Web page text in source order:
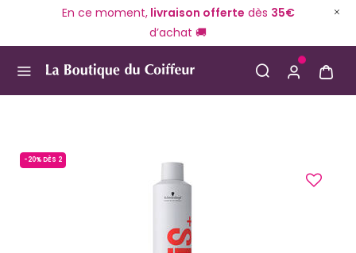
En ce moment,livraison offerte dès 35€
d’achat 🚚
-20% DÈS 2